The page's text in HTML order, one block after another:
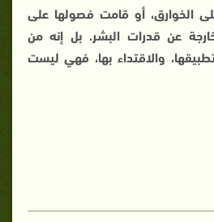
الخوارق، أو قامت فصولها على
عن قدرات البشر. بل إنه من
والاقتداء بها، فهي ليست